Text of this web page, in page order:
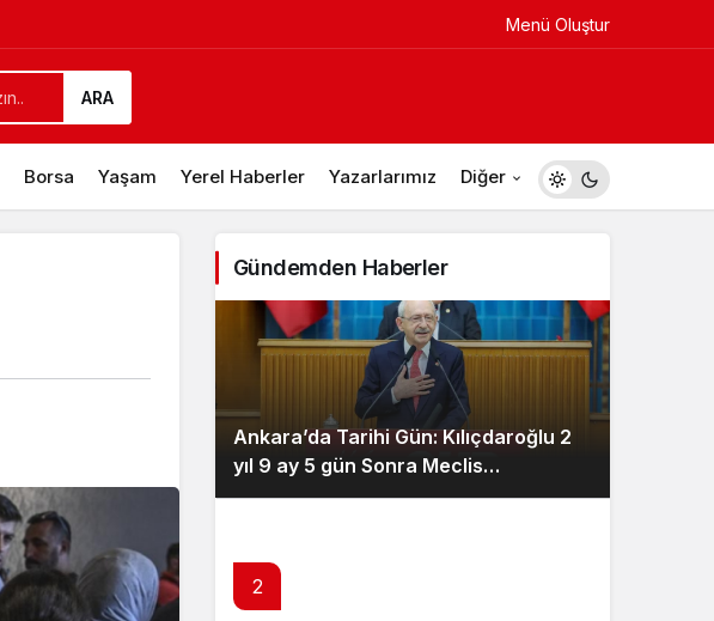
Menü Oluştur
ARA
Borsa Yaşam Yerel Haberler Yazarlarımız Diğer
Gündemden Haberler
Ankara’da Tarihi Gün: Kılıçdaroğlu 2
yıl 9 ay 5 gün Sonra Meclis
Kürsüsünde, CHP Salonu İnledi!
2